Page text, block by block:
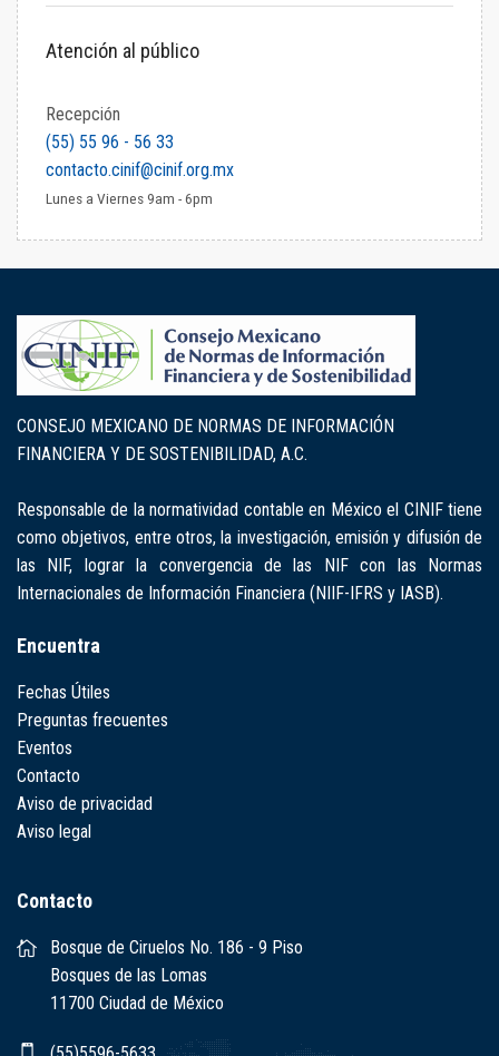
Atención al público
Recepción
(55) 55 96 - 56 33
contacto.cinif@cinif.org.mx
Lunes a Viernes 9am - 6pm
CONSEJO MEXICANO DE NORMAS DE INFORMACIÓN
FINANCIERA Y DE SOSTENIBILIDAD, A.C.
Responsable de la normatividad contable en México el CINIF tiene
como objetivos, entre otros, la investigación, emisión y difusión de
las NIF, lograr la convergencia de las NIF con las Normas
Internacionales de Información Financiera (NIIF-IFRS y IASB).
Encuentra
Fechas Útiles
Preguntas frecuentes
Eventos
Contacto
Aviso de privacidad
Aviso legal
Contacto
Bosque de Ciruelos No. 186 - 9 Piso
Bosques de las Lomas
11700 Ciudad de México